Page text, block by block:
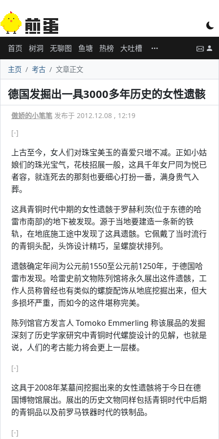
首页 树洞 无聊图 鱼塘 热榜 大吐槽
主页 考古 文章正文
德国发掘出一具3000多年历史的女性遗骸
傲娇的小笔笔 发布于 2012.12.08 , 12:19
[-]
上古至今，女人们对珠宝美玉的喜爱只增不减。正如小姑
娘们的珠光宝气，花枝招展一般，这具千年女尸同为悦已
者容，就连死去的那刻也要细心打扮一番，满身贵气入
葬。
这具青铜时代中期的女性遗骸于罗赫利茨(位于东德的哈
雷市南部)的地下被发现。源于当地要建造一条新的铁
轨，在地底施工途中发现了这具遗骸。它佩戴了当时流行
的青铜头配，头饰设计精巧，呈螺旋状排列。
遗骸确定年间为公元前1550至公元前1250年，于德国哈
雷市发现。哈雷史前文物陈列馆将永久展出这件遗骸，工
作人员称曾经也有类似的螺旋配饰从地底挖掘出来，但大
多损坏严重，而如今的这件堪称完美。
陈列馆官方发言人 Tomoko Emmerling 称该展品的发掘
深刻了历史学家研究中青铜时代螺旋设计的见解，也就是
说，人们的考古能力将会更上一层楼。
[-]
这具于2008年某墓间挖掘出来的女性遗骸将于今日在德
国博物馆展出。展出的历史文物同样包括青铜时代中后期
的青铜品以及前罗马铁器时代的铁制品。
[-]